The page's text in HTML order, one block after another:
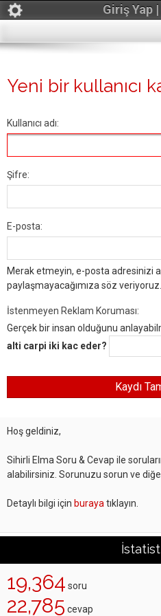
Giriş Yap |
Yeni bir kullanıcı
Kullanıcı adı:
Şifre:
E-posta:
Merak etmeyin, e-posta adresinizi
paylaşmayacağımıza söz veriyoruz...
İstenmeyen Reklam Koruması:
Gerçek bir insan olduğunu
alti carpi iki kac eder?
Hoş geldiniz,
Sihirli Elma Soru & Cevap ile
alabilirsiniz. Sorunuzu sorun ve
Detaylı bilgi için buraya tıklayın.
19,364 soru
22,785 cevap